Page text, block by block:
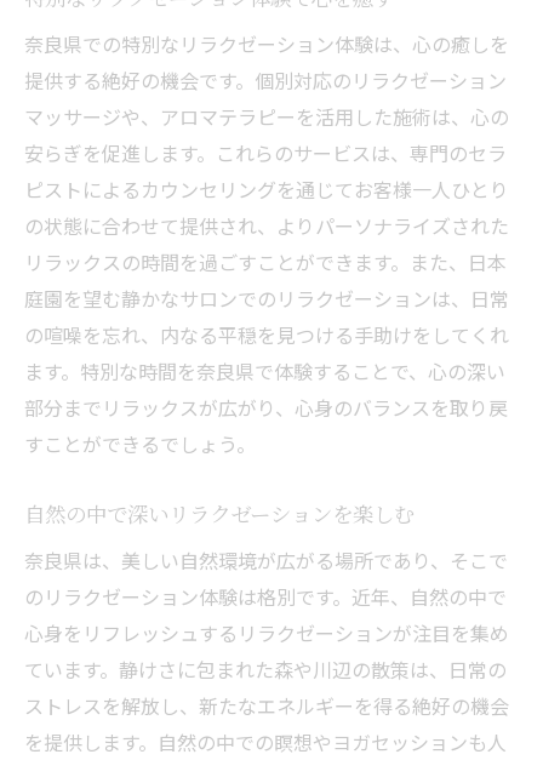
リラクゼーションを楽しむための奈良県の
魅力
リラクゼーションがもたらす心身の調和を奈良
県で実感する
リラクゼーションを通じて得られる心身の
調和
奈良県で心身のバランスを整えるリラクゼ
ーション
リラクゼーションで心と体を調和させる方
法
奈良県の自然環境がもたらす心身の調和
響
心身の調和を求める奈良県のリラクゼーシ
ョン体験
穏やかな空間で特別なリラクゼーションを体験
する奈良県の魅力
特別なリラクゼーションのための穏やかな
奈良県での特別なリラクゼーション体験は、心の癒しを
提供する絶好の機会です。個別対応のリラクゼーション
マッサージや、アロマテラピーを活用した施術は、心の
安らぎを促進します。これらのサービスは、専門のセラ
ピストによるカウンセリングを通じてお客様一人ひとり
の状態に合わせて提供され、よりパーソナライズされた
リラックスの時間を過ごすことができます。また、日本
庭園を望む静かなサロンでのリラクゼーションは、日常
の喧噪を忘れ、内なる平穏を見つける手助けをしてくれ
ます。特別な時間を奈良県で体験することで、心の深い
部分までリラックスが広がり、心身のバランスを取り戻
すことができるでしょう。
自然の中で深いリラクゼーションを楽しむ
奈良県は、美しい自然環境が広がる場所であり、そこで
のリラクゼーション体験は格別です。近年、自然の中で
心身をリフレッシュするリラクゼーションが注目を集め
ています。静けさに包まれた森や川辺の散策は、日常の
ストレスを解放し、新たなエネルギーを得る絶好の機会
を提供します。自然の中での瞑想やヨガセッションも人